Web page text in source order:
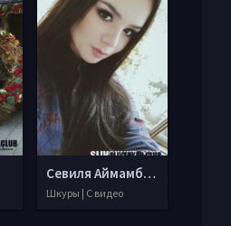
Севиля Аймамбекова
Шкуры | С видео